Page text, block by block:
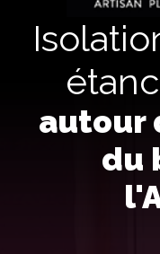
autour
du